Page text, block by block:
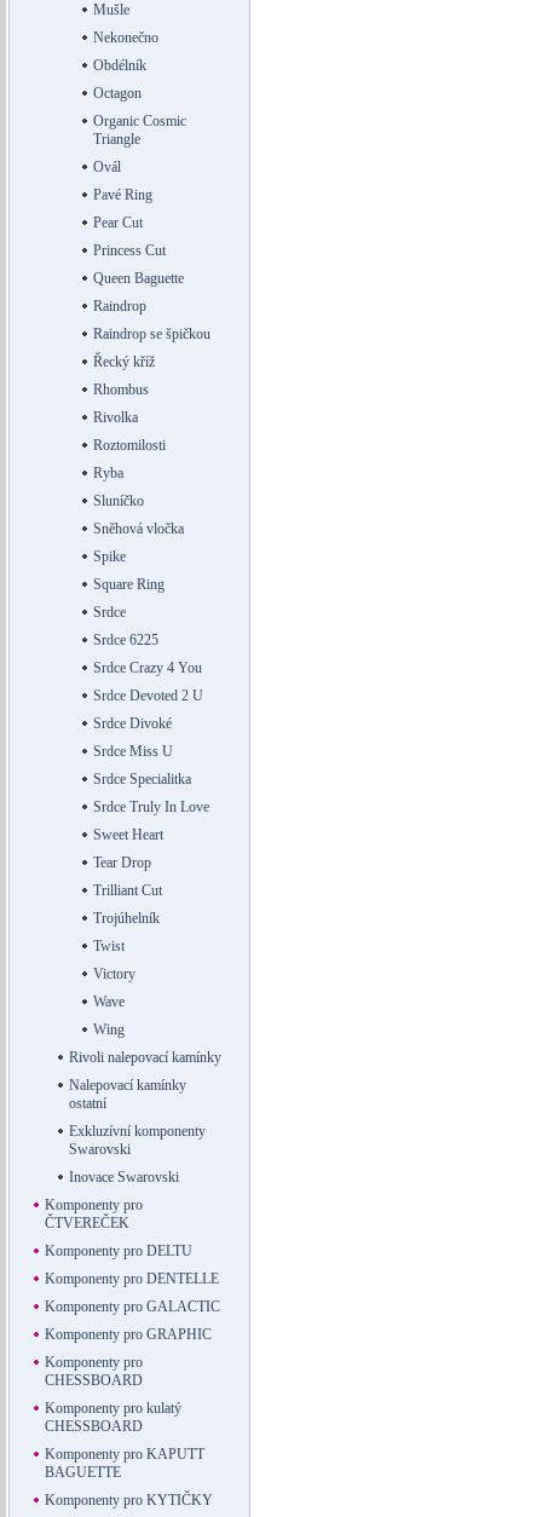
Mušle
Nekonečno
Obdélník
Octagon
Organic Cosmic
Triangle
Ovál
Pavé Ring
Pear Cut
Princess Cut
Queen Baguette
Raindrop
Raindrop se špičkou
Řecký kříž
Rhombus
Rivolka
Roztomilosti
Ryba
Sluníčko
Sněhová vločka
Spike
Square Ring
Srdce
Srdce 6225
Srdce Crazy 4 You
Srdce Devoted 2 U
Srdce Divoké
Srdce Miss U
Srdce Specialitka
Srdce Truly In Love
Sweet Heart
Tear Drop
Trilliant Cut
Trojúhelník
Twist
Victory
Wave
Wing
Rivoli nalepovací kamínky
Nalepovací kamínky
ostatní
Exkluzívní komponenty
Swarovski
Inovace Swarovski
Komponenty pro
ČTVEREČEK
Komponenty pro DELTU
Komponenty pro DENTELLE
Komponenty pro GALACTIC
Komponenty pro GRAPHIC
Komponenty pro
CHESSBOARD
Komponenty pro kulatý
CHESSBOARD
Komponenty pro KAPUTT
BAGUETTE
Komponenty pro KYTIČKY